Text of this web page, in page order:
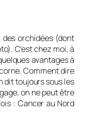
orchidées (dont
C’est chez moi, à
avantages à
Comment dire
dit toujours sous les
on ne peut être
: Cancer au Nord